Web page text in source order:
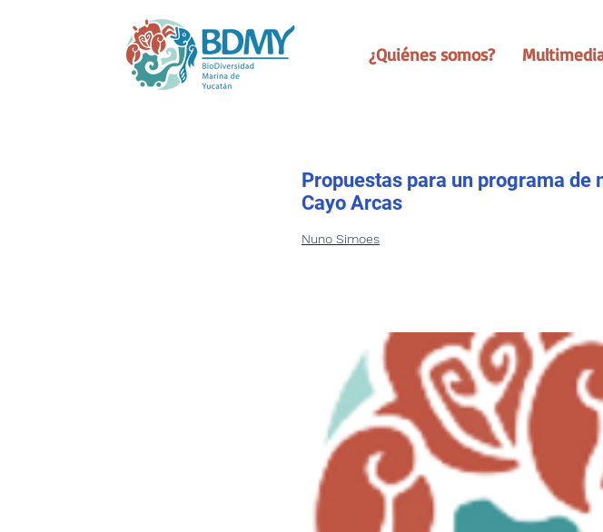
¿Quiénes somos?
Propuestas para un programa
Cayo Arcas
Nuno Simoes